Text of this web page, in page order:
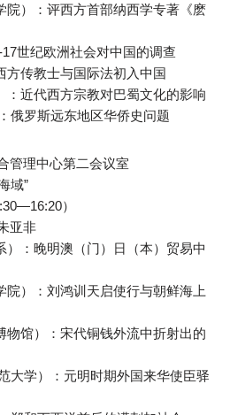
院）：评西方首部纳西学专著《麽
世纪欧洲社会对中国的调查
方传教士与国际法初入中国
：近代西方宗教对巴蜀文化的影响
俄罗斯远东地区华侨史问题
管理中心第二会议室
域”
）
亚非
）：晚明澳（门）日（本）贸易中
院）：刘鸿训天启使行与朝鲜海上
物馆）：宋代铜钱外流中折射出的
大学）：元明时期外国来华使臣驿